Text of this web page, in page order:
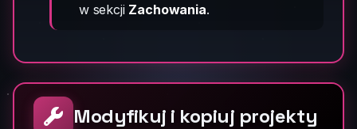
w sekcji Zachowania.
Modyfikuj i kopiuj projekty